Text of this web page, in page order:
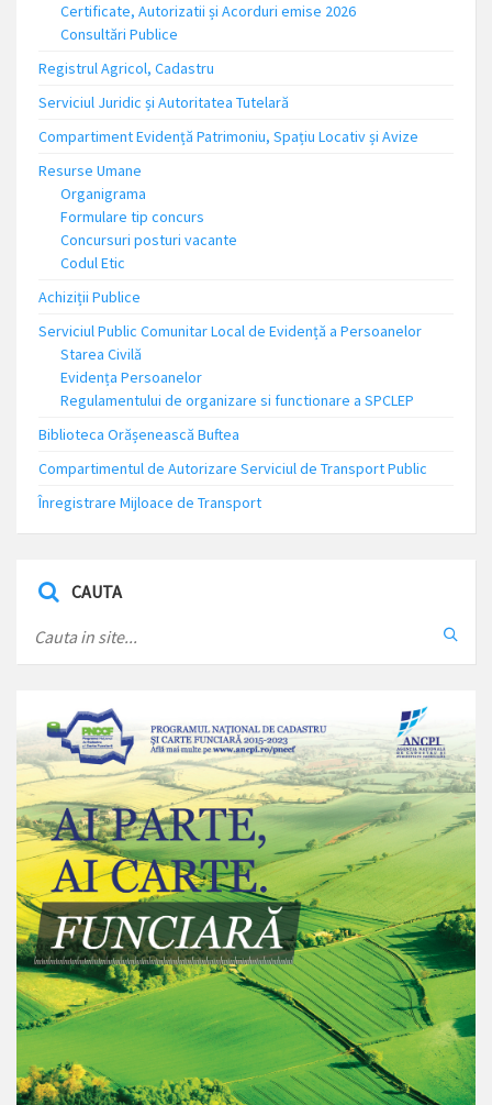
Certificate, Autorizatii și Acorduri emise 2026
Consultări Publice
Registrul Agricol, Cadastru
Serviciul Juridic și Autoritatea Tutelară
Compartiment Evidență Patrimoniu, Spațiu Locativ și Avize
Resurse Umane
Organigrama
Formulare tip concurs
Concursuri posturi vacante
Codul Etic
Achiziții Publice
Serviciul Public Comunitar Local de Evidență a Persoanelor
Starea Civilă
Evidența Persoanelor
Regulamentului de organizare si functionare a SPCLEP
Biblioteca Orășenească Buftea
Compartimentul de Autorizare Serviciul de Transport Public
Înregistrare Mijloace de Transport
CAUTA